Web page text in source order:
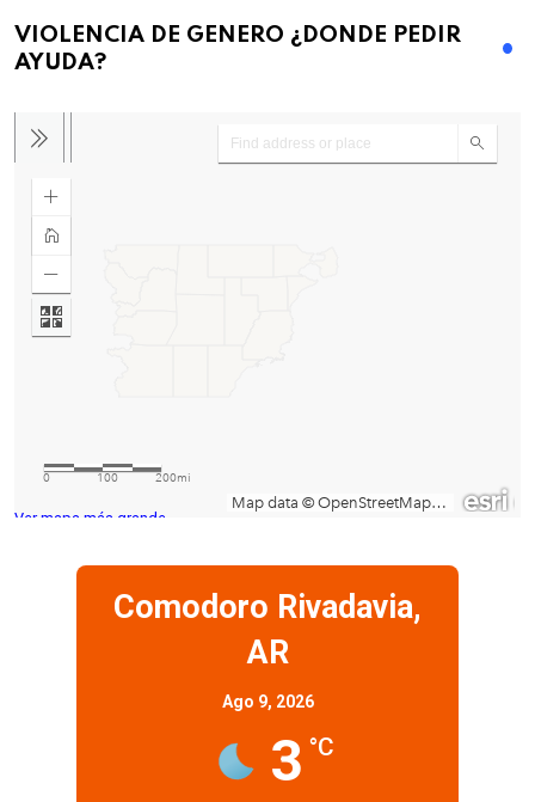
VIOLENCIA DE GENERO ¿DONDE PEDIR
AYUDA?
Ver mapa más grande
Comodoro Rivadavia,
AR
Ago 9, 2026
3 °C